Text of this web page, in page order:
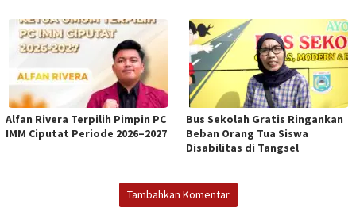
Alfan Rivera Terpilih Pimpin PC
IMM Ciputat Periode 2026–2027
Bus Sekolah Gratis Ringankan
Beban Orang Tua Siswa
Disabilitas di Tangsel
Tambahkan Komentar